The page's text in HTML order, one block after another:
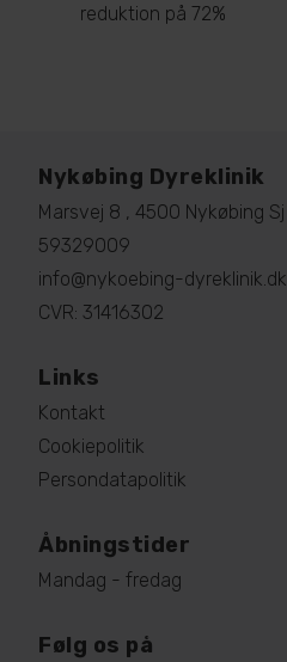
reduktion på 72%
Nykøbing Dyreklinik
Marsvej 8 , 4500 Nykøbing Sj
59329009
info@nykoebing-dyreklinik.dk
CVR: 31416302
Links
Kontakt
Cookiepolitik
Persondatapolitik
Åbningstider
Mandag - fredag
Følg os på